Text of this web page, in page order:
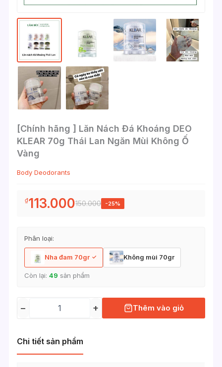
[Chính hãng ] Lăn Nách Đá Khoáng DEO
KLEAR 70g Thái Lan Ngăn Mùi Không Ố
Vàng
Body Deodorants
₫113.000150.000 -25%
Phân loại:
Nha đam 70gr Không mùi 70gr
Còn lại:49 sản phẩm
− + Thêm vào giỏ
Chi tiết sản phẩm